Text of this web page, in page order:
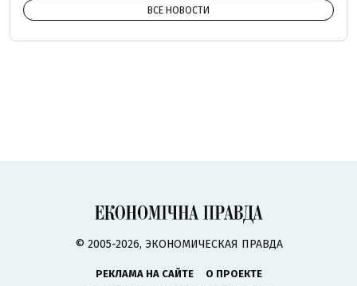
ВСЕ НОВОСТИ
© 2005-2026, ЭКОНОМИЧЕСКАЯ ПРАВДА
РЕКЛАМА НА САЙТЕ
О ПРОЕКТЕ